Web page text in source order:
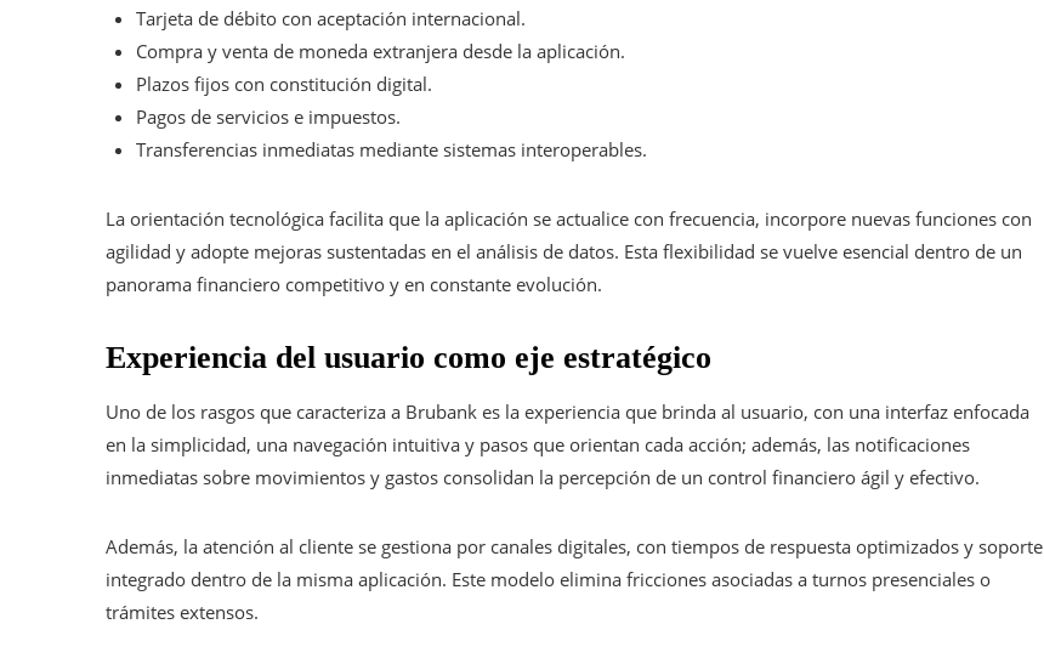
Tarjeta de débito con aceptación internacional.
Compra y venta de moneda extranjera desde la aplicación.
Plazos fijos con constitución digital.
Pagos de servicios e impuestos.
Transferencias inmediatas mediante sistemas interoperables.
La orientación tecnológica facilita que la aplicación se actualice con frecuencia, incorpore nuevas funciones con
agilidad y adopte mejoras sustentadas en el análisis de datos. Esta flexibilidad se vuelve esencial dentro de un
panorama financiero competitivo y en constante evolución.
Experiencia del usuario como eje estratégico
Uno de los rasgos que caracteriza a Brubank es la experiencia que brinda al usuario, con una interfaz enfocada
en la simplicidad, una navegación intuitiva y pasos que orientan cada acción; además, las notificaciones
inmediatas sobre movimientos y gastos consolidan la percepción de un control financiero ágil y efectivo.
Además, la atención al cliente se gestiona por canales digitales, con tiempos de respuesta optimizados y soporte
integrado dentro de la misma aplicación. Este modelo elimina fricciones asociadas a turnos presenciales o
trámites extensos.